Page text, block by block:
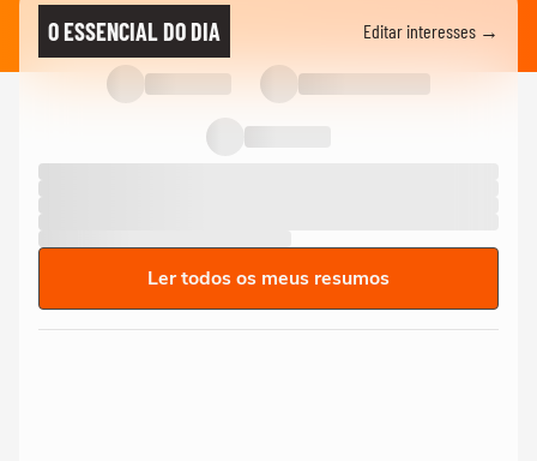
O ESSENCIAL DO DIA Editar interesses →
Ler todos os meus resumos